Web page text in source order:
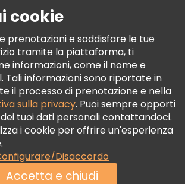
cookie
prenotazioni e soddisfare le tue
tramite la piattaforma, ti
informazioni, come il nome e
Tali informazioni sono riportate in
il processo di prenotazione e nella
sulla privacy. Puoi sempre opporti
tuoi dati personali contattandoci.
i cookie per offrire un'esperienza
Disaccordo
Accetta e chiudi